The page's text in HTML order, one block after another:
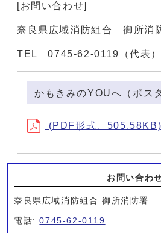
[お問い合わせ]
奈良県広域消防組合 御所消
TEL 0745-62-0119（
かもきみのYOUへ（ポス
(PDF形式、505.58KB)
お問い合わ
奈良県広域消防組合 御所消防署
電話:0745-62-0119